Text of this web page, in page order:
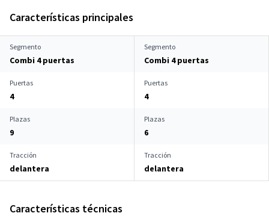
Características principales
Segmento
Combi 4 puertas
Segmento
Combi 4 puertas
Puertas
4
Puertas
4
Plazas
9
Plazas
6
Tracción
delantera
Tracción
delantera
Características técnicas